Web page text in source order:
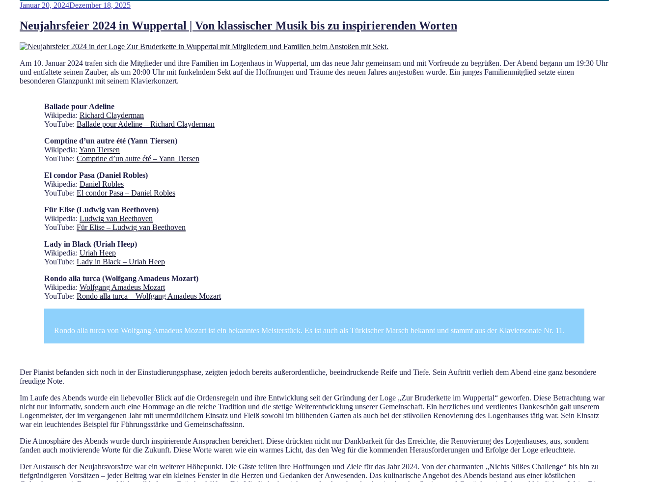
Januar 20, 2024Dezember 18, 2025
Neujahrsfeier 2024 in Wuppertal | Von klassischer Musik bis zu inspirierenden Worten
Am 10. Januar 2024 trafen sich die Mitglieder und ihre Familien im Logenhaus in Wuppertal, um das neue Jahr gemeinsam und mit Vorfreude zu begrüßen. Der Abend begann um 19:30 Uhr
und entfaltete seinen Zauber, als um 20:00 Uhr mit funkelndem Sekt auf die Hoffnungen und Träume des neuen Jahres angestoßen wurde. Ein junges Familienmitglied setzte einen
besonderen Glanzpunkt mit seinem Klavierkonzert.
Ballade pour Adeline
Wikipedia: Richard Clayderman
YouTube: Ballade pour Adeline – Richard Clayderman
Comptine d’un autre été (Yann Tiersen)
Wikipedia: Yann Tiersen
YouTube: Comptine d’un autre été – Yann Tiersen
El condor Pasa (Daniel Robles)
Wikipedia: Daniel Robles
YouTube: El condor Pasa – Daniel Robles
Für Elise (Ludwig van Beethoven)
Wikipedia: Ludwig van Beethoven
YouTube: Für Elise – Ludwig van Beethoven
Lady in Black (Uriah Heep)
Wikipedia: Uriah Heep
YouTube: Lady in Black – Uriah Heep
Rondo alla turca (Wolfgang Amadeus Mozart)
Wikipedia: Wolfgang Amadeus Mozart
YouTube: Rondo alla turca – Wolfgang Amadeus Mozart
Rondo alla turca von Wolfgang Amadeus Mozart ist ein bekanntes Meisterstück. Es ist auch als Türkischer Marsch bekannt und stammt aus der Klaviersonate Nr. 11.
Der Pianist befanden sich noch in der Einstudierungsphase, zeigten jedoch bereits außerordentliche, beeindruckende Reife und Tiefe. Sein Auftritt verlieh dem Abend eine ganz besondere
freudige Note.
Im Laufe des Abends wurde ein liebevoller Blick auf die Ordensregeln und ihre Entwicklung seit der Gründung der Loge „Zur Bruderkette im Wuppertal“ geworfen. Diese Betrachtung war
nicht nur informativ, sondern auch eine Hommage an die reiche Tradition und die stetige Weiterentwicklung unserer Gemeinschaft. Ein herzliches und verdientes Dankeschön galt unserem
Logenmeister, der im vergangenen Jahr mit unermüdlichem Einsatz und Fleiß sowohl im blühenden Garten als auch bei der stilvollen Renovierung des Logenhauses tätig war. Sein Einsatz
war ein leuchtendes Beispiel für Führungsstärke und Gemeinschaftssinn.
Die Atmosphäre des Abends wurde durch inspirierende Ansprachen bereichert. Diese drückten nicht nur Dankbarkeit für das Erreichte, die Renovierung des Logenhauses, aus, sondern
fanden auch motivierende Worte für die Zukunft. Diese Worte waren wie ein warmes Licht, das den Weg für die kommenden Herausforderungen und Erfolge der Loge erleuchtete.
Der Austausch der Neujahrsvorsätze war ein weiterer Höhepunkt. Die Gäste teilten ihre Hoffnungen und Ziele für das Jahr 2024. Von der charmanten „Nichts Süßes Challenge“ bis hin zu
tiefgründigeren Vorsätzen – jeder Beitrag war ein kleines Fenster in die Herzen und Gedanken der Anwesenden. Das kulinarische Angebot des Abends bestand aus einer köstlichen